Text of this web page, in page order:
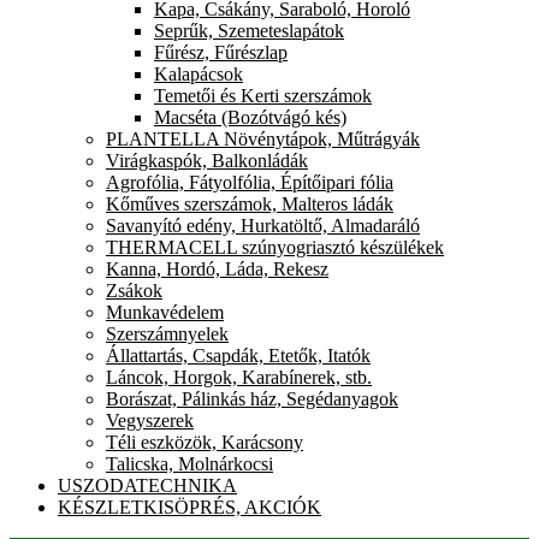
Kapa, Csákány, Saraboló, Horoló
Seprűk, Szemeteslapátok
Fűrész, Fűrészlap
Kalapácsok
Temetői és Kerti szerszámok
Macséta (Bozótvágó kés)
PLANTELLA Növénytápok, Műtrágyák
Virágkaspók, Balkonládák
Agrofólia, Fátyolfólia, Építőipari fólia
Kőműves szerszámok, Malteros ládák
Savanyító edény, Hurkatöltő, Almadaráló
THERMACELL szúnyogriasztó készülékek
Kanna, Hordó, Láda, Rekesz
Zsákok
Munkavédelem
Szerszámnyelek
Állattartás, Csapdák, Etetők, Itatók
Láncok, Horgok, Karabínerek, stb.
Borászat, Pálinkás ház, Segédanyagok
Vegyszerek
Téli eszközök, Karácsony
Talicska, Molnárkocsi
USZODATECHNIKA
KÉSZLETKISÖPRÉS, AKCIÓK